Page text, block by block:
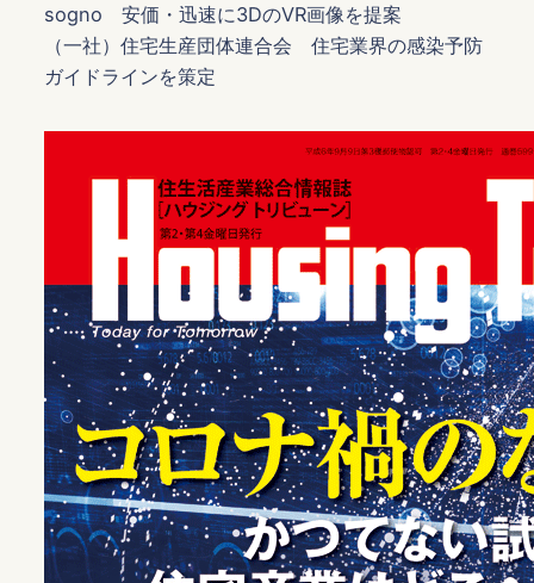
sogno 安価・迅速に3DのVR画像を提案
（一社）住宅生産団体連合会 住宅業界の感染予防
ガイドラインを策定